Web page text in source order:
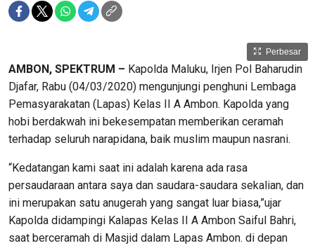
Perbesar
AMBON, SPEKTRUM – Kapolda Maluku, Irjen Pol Baharudin
Djafar, Rabu (04/03/2020) mengunjungi penghuni Lembaga
Pemasyarakatan (Lapas) Kelas II A Ambon. Kapolda yang
hobi berdakwah ini bekesempatan memberikan ceramah
terhadap seluruh narapidana, baik muslim maupun nasrani.
“Kedatangan kami saat ini adalah karena ada rasa
persaudaraan antara saya dan saudara-saudara sekalian, dan
ini merupakan satu anugerah yang sangat luar biasa,”ujar
Kapolda didampingi Kalapas Kelas II A Ambon Saiful Bahri,
saat berceramah di Masjid dalam Lapas Ambon. di depan